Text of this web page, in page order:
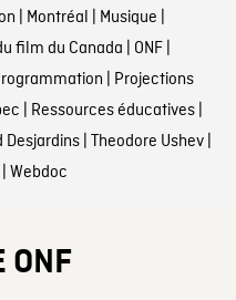
| Montréal | Musique |
film du Canada | ONF|
| Projections
| Ressources éducatives|
Desjardins| Theodore Ushev|
| Webdoc
ONF